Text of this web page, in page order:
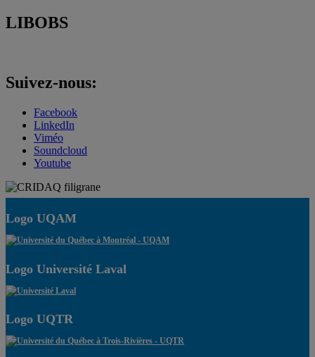
LIBOBS
Suivez-nous:
Facebook
LinkedIn
Viméo
Soundcloud
Youtube
Logo UQAM
Logo Université Laval
Logo UQTR